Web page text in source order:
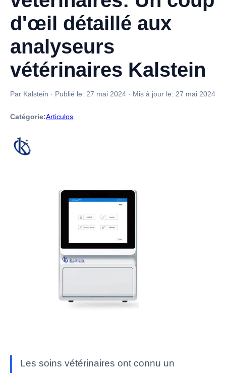
d'œil détaillé aux
analyseurs
vétérinaires Kalstein
Par Kalstein · Publié le: 27 mai 2024 · Mis à jour le: 27 mai 2024
Catégorie:Articulos
Les soins vétérinaires ont connu un